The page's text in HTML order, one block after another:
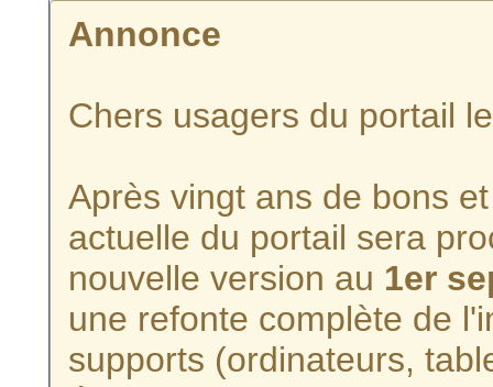
Annonce
Chers usagers du portail
Après vingt ans de bons
actuelle du portail sera
nouvelle version au 1er
une refonte complète de
supports (ordinateurs,